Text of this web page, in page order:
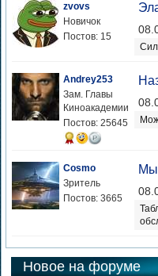
zvovs
Новичок
Постов: 15
Andrey253
Зам. Главы
Киноакадемии
Постов: 25645
Cosmo
Зритель
Постов: 3665
Мы
Новое на форуме